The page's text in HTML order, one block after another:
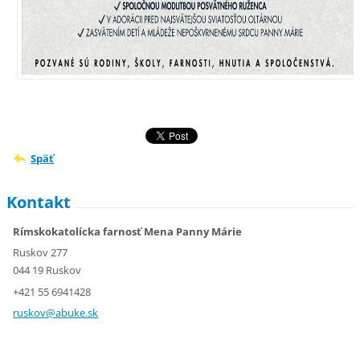
Späť
Kontakt
Rímskokatolícka farnosť Mena Panny Márie
Ruskov 277
044 19 Ruskov
+421 55 6941428
ruskov@abuke.sk